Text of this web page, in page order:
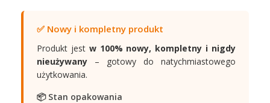
✅ Nowy i kompletny produkt
Produkt jest w 100% nowy, kompletny i nigdy
nieużywany – gotowy do natychmiastowego
użytkowania.
📦 Stan opakowania